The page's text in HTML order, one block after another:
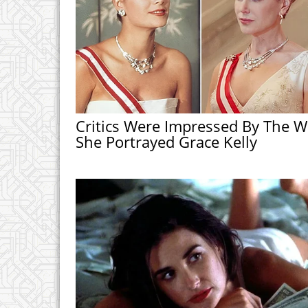
Critics Were Impressed By The
She Portrayed Grace Kelly